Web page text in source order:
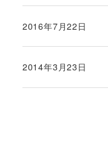
投稿日
2016年7月22日
投稿日
2014年3月23日